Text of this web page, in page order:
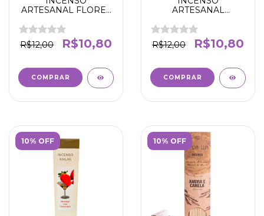
ARTESANAL FLORES
JABUTICABA -
PURIFICAÇÃO E
SEGURANÇA- N' DA
R$12,00 R$10,80
ARTESANAL
E CONTENTAMENTO
- N' DA LUA
R$12,00 R$10,80
10% OFF 10% OFF